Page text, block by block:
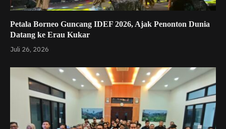
Petala Borneo Guncang IDEF 2026, Ajak Penonton Dunia
Datang ke Erau Kukar
Juli 26, 2026